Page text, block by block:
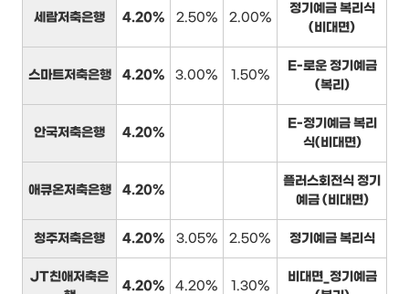
세람저축은행 4.20% 2.50% 2.00%
정기예금 복리식
(비대면)
스마트저축은행 4.20% 3.00% 1.50%
E-로운 정기예금
(복리)
안국저축은행 4.20%
E-정기예금 복리
식(비대면)
애큐온저축은행 4.20%
플러스회전식 정기
예금 (비대면)
청주저축은행 4.20% 3.05% 2.50% 정기예금 복리식
JT친애저축은
4.20% 4.20% 1.30%
비대면_정기예금